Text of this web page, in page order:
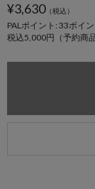
¥3,630（税込）
PALポイント: 33ポイ
税込5,000円（予約商